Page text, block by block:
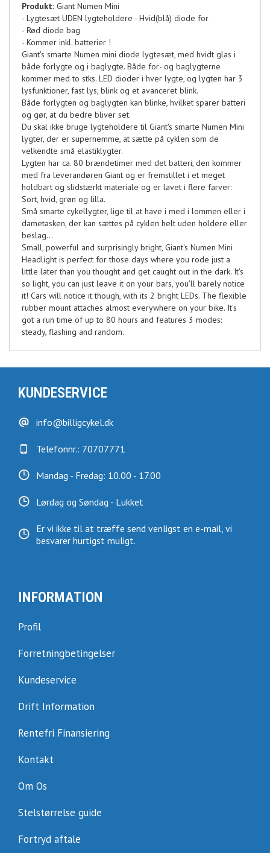
Produkt: Giant Numen Mini
- Lygtesæt UDEN lygteholdere - Hvid(blå) diode for
- Rød diode bag
- Kommer inkl. batterier !
Giant's smarte Numen mini diode lygtesæt, med hvidt glas i
både forlygte og i baglygte. Både for- og baglygterne
kommer med to stks. LED dioder i hver lygte, og lygten har 3
lysfunktioner, fast lys, blink og et avanceret blink.
Både forlygten og baglygten kan blinke, hvilket sparer batteri
og gør, at du bedre bliver set.
Du skal ikke bruge lygteholdere til Giant's smarte Numen Mini
lygter, der er supernemme, at sætte på cyklen som de
velkendte små elastiklygter.
Lygten har ca. 80 brændetimer med det batteri, den kommer
med fra leverandøren Giant og er fremstillet i et meget
holdbart og slidstærkt materiale og er lavet i flere farver:
Sort, hvid, grøn og lilla.
Små smarte cykellygter, lige til at have i med i lommen eller i
dametasken, der kan sættes på cyklen helt uden holdere eller
beslag...
Small, powerful and surprisingly bright, Giant's Numen Mini
Headlight is perfect for those days where you rode just a
little later than you thought and get caught out in the dark. It's
so light, you can just leave it on your bars, you'll barely notice
it! Cars will notice it though, with its 2 bright LEDs. The flexible
rubber mount attaches almost everywhere on your bike. It's
got a run time of up to 80 hours and features 3 modes:
steady, flashing and random.
KUNDESERVICE
info@billigcykel.dk
Telefonnr.: 70707771
Mandag - Fredag: 10.00 - 17.00
Lørdag og Søndag - Lukket
Er vi ikke til at træffe send venligst en e-mail, vi
besvarer hurtigst muligt.
INFORMATION
Profil
Forretningbetingelser
Kundeservice
Drift Information
Rentefri Finansiering
Kontakt
Om Os
Stelstørrelse guide
Fortryd aftale